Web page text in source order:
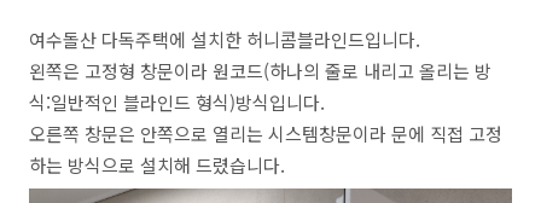
여수돌산 다독주택에 설치한 허니콤블라인드입니다.
왼쪽은 고정형 창문이라 원코드(하나의 줄로 내리고 올리는 방
식:일반적인 블라인드 형식)방식입니다.
오른쪽 창문은 안쪽으로 열리는 시스템창문이라 문에 직접 고정
하는 방식으로 설치해 드렸습니다.